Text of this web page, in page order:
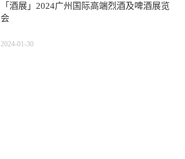
「酒展」2024广州国际高端烈酒及啤酒展览
会
2024-01-30